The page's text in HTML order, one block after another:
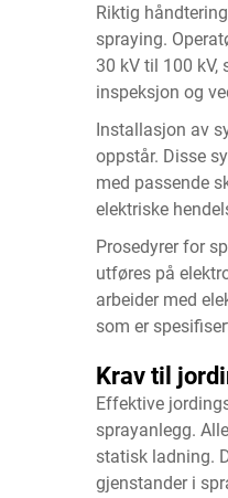
Riktig
spraying.
30 kV til 100 kV,
inspeksjon og
Installasjon av
oppstår. Disse
med passende
elektriske
Prosedyrer for
utføres på
arbeider med
som er
Krav til
Effektive
sprayanlegg.
statisk ladning.
gjenstander i